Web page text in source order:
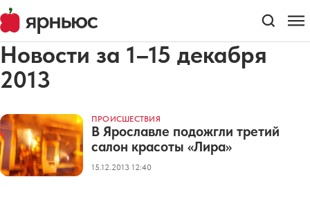
Новости за 1–15 декабря
2013
ПРОИСШЕСТВИЯ
В Ярославле подожгли третий
салон красоты «Лира»
15.12.2013 12:40